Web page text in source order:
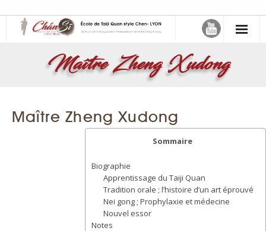
缠丝 – Chán Sī – Le fil de soie
Maître Zheng Xudong
Maître Zheng Xudong
Sommaire
Biographie
Apprentissage du Taiji Quan
Tradition orale ; l’histoire d’un art éprouvé
Nei gong ; Prophylaxie et médecine
Nouvel essor
Notes